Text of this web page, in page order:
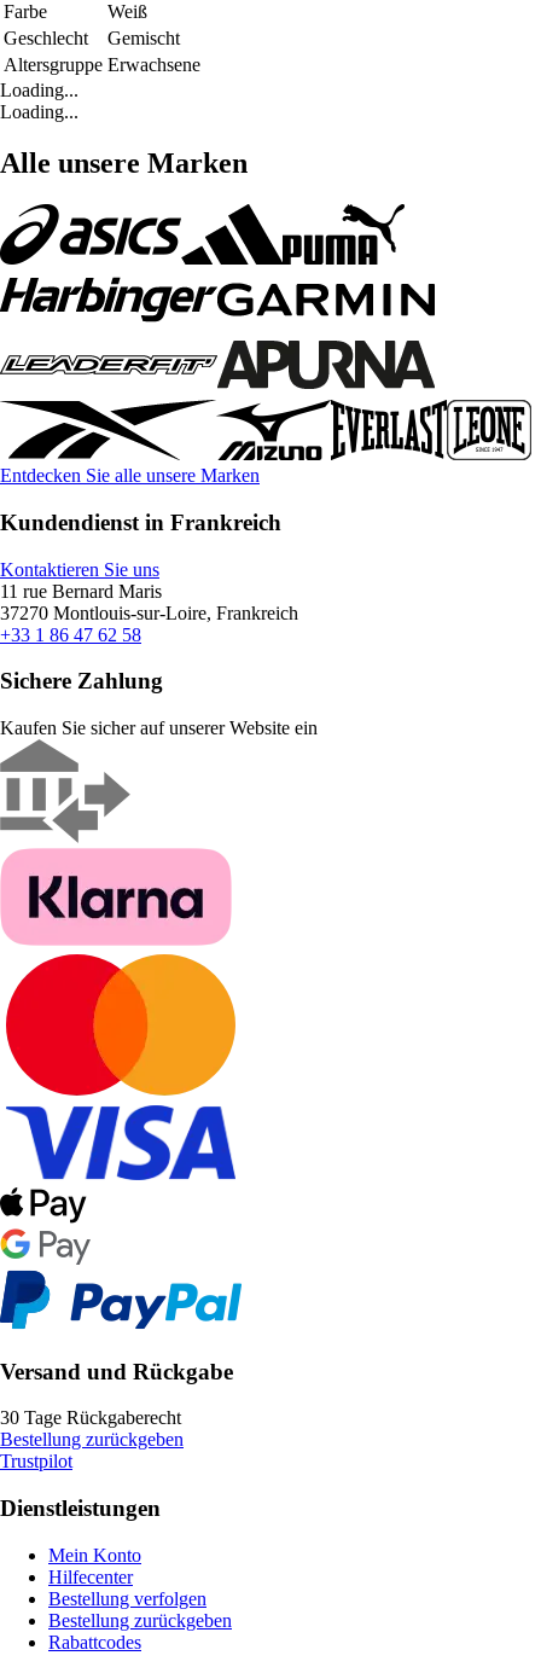
Farbe
Weiß
Geschlecht
Gemischt
Altersgruppe Erwachsene
Loading...
Loading...
Alle unsere Marken
Entdecken Sie alle unsere Marken
Kundendienst in Frankreich
Kontaktieren Sie uns
11 rue Bernard Maris
37270 Montlouis-sur-Loire, Frankreich
+33 1 86 47 62 58
Sichere Zahlung
Kaufen Sie sicher auf unserer Website ein
Versand und Rückgabe
30 Tage Rückgaberecht
Bestellung zurückgeben
Trustpilot
Dienstleistungen
Mein Konto
Hilfecenter
Bestellung verfolgen
Bestellung zurückgeben
Rabattcodes